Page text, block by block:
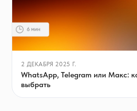
2 ДЕКАБРЯ 2025 Г.
WhatsApp, Telegram или Макс:
выбрать